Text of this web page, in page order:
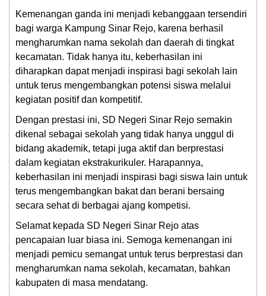
Kemenangan ganda ini menjadi kebanggaan tersendiri
bagi warga Kampung Sinar Rejo, karena berhasil
mengharumkan nama sekolah dan daerah di tingkat
kecamatan. Tidak hanya itu, keberhasilan ini
diharapkan dapat menjadi inspirasi bagi sekolah lain
untuk terus mengembangkan potensi siswa melalui
kegiatan positif dan kompetitif.
Dengan prestasi ini, SD Negeri Sinar Rejo semakin
dikenal sebagai sekolah yang tidak hanya unggul di
bidang akademik, tetapi juga aktif dan berprestasi
dalam kegiatan ekstrakurikuler. Harapannya,
keberhasilan ini menjadi inspirasi bagi siswa lain untuk
terus mengembangkan bakat dan berani bersaing
secara sehat di berbagai ajang kompetisi.
Selamat kepada SD Negeri Sinar Rejo atas
pencapaian luar biasa ini. Semoga kemenangan ini
menjadi pemicu semangat untuk terus berprestasi dan
mengharumkan nama sekolah, kecamatan, bahkan
kabupaten di masa mendatang.